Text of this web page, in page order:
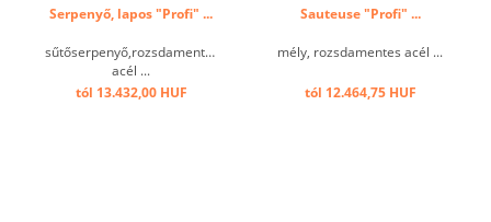
Serpenyő, lapos "Profi" ...
sűtőserpenyő,rozsdamentes
acél ...
tól 13.432,00 HUF
Sauteuse "Profi" ...
mély, rozsdamentes acél ...
tól 12.464,75 HUF